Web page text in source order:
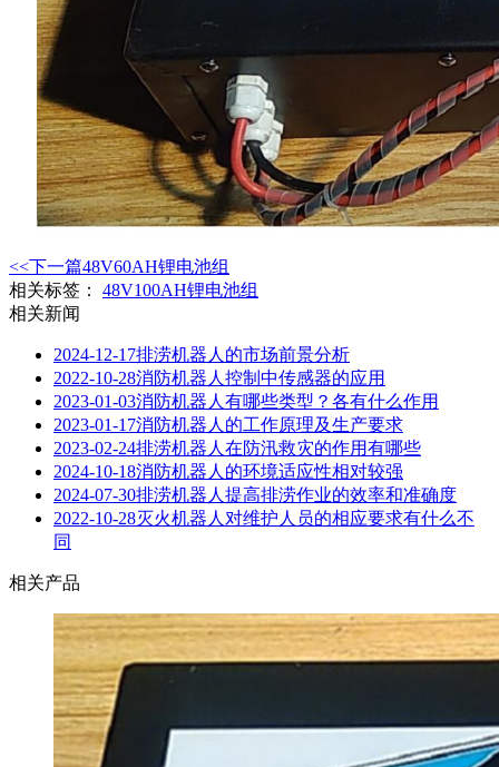
<<下一篇48V60AH锂电池组
相关标签： 48V100AH锂电池组
相关新闻
2024-12-17排涝机器人的市场前景分析
2022-10-28消防机器人控制中传感器的应用
2023-01-03消防机器人有哪些类型？各有什么作用
2023-01-17消防机器人的工作原理及生产要求
2023-02-24排涝机器人在防汛救灾的作用有哪些
2024-10-18消防机器人的环境适应性相对较强
2024-07-30排涝机器人提高排涝作业的效率和准确度
2022-10-28灭火机器人对维护人员的相应要求有什么不
同
相关产品